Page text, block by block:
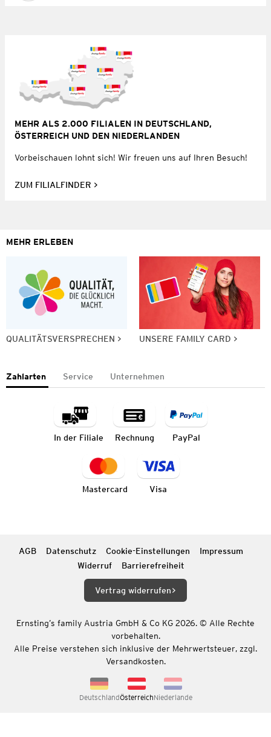
MEHR ALS 2.000 FILIALEN IN DEUTSCHLAND,
ÖSTERREICH UND DEN NIEDERLANDEN
Vorbeischauen lohnt sich! Wir freuen uns auf Ihren Besuch!
ZUM FILIALFINDER
MEHR ERLEBEN
QUALITÄTSVERSPRECHEN UNSERE FAMILY CARD
Zahlarten Service Unternehmen
In der Filiale Rechnung PayPal
Mastercard Visa
AGB Datenschutz Cookie-Einstellungen
Impressum
Widerruf
Barrierefreiheit
Vertrag widerrufen
Ernsting’s family Austria GmbH & Co KG 2026. © Alle Rechte
vorbehalten.
Alle Preise verstehen sich inklusive der Mehrwertsteuer, zzgl.
Versandkosten.
DeutschlandÖsterreichNiederlande